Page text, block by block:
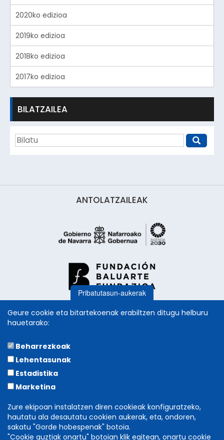
2020ko edizioa
2019ko edizioa
2018ko edizioa
2017ko edizioa
BILATZAILEA
ANTOLATZAILEAK
Pribatutasun-aukerak
Geure cookie eta bitartekoenak erabiltzen ditugu helburu
hauetarako:
Beharrezkoak
Lehentasunak
Estadistika
Marketina
Zure ekipoan instalatzen diren cookieak konfiguratzeko,
hautatu ala desautatu cookien aukerak, eta, ondoren,
sakatu "Gorde hobespenak" botoia.
"Cookie guztiak onartu" botoian klik egitean, onartu cookie